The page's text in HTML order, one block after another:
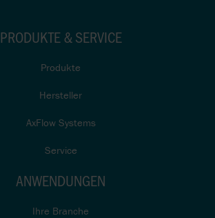
PRODUKTE & SERVICE
Produkte
Hersteller
AxFlow Systems
Service
ANWENDUNGEN
Ihre Branche